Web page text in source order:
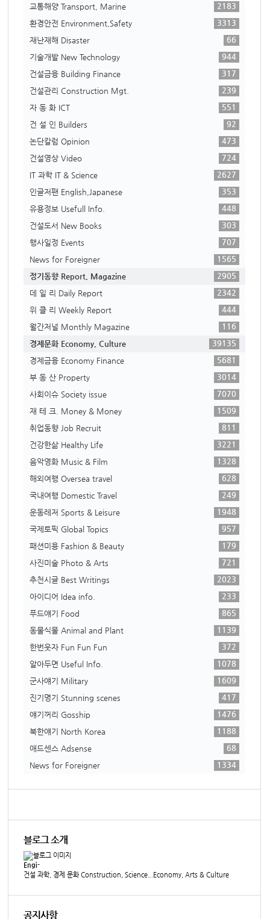
교통해양 Transport, Marine
2183
환경안전 Environment,Safety
3313
재난재해 Disaster
66
기술개발 New Technology
944
건설금융 Building Finance
317
건설관리 Construction Mgt.
239
자 동 화 ICT
551
건 설 인 Builders
92
논단칼럼 Opinion
473
건설영상 Video
724
IT 과학 IT & Science
2627
인글저팬 English,Japanese
353
유용정보 Usefull Info.
448
건설도서 New Books
303
행사일정 Events
707
News for Foreigner
1565
정기동향 Report, Magazine
2905
데 일 리 Daily Report
2342
위 클 리 Weekly Report
444
월간저널 Monthly Magazine
116
경제문화 Economy, Culture
39135
경제금융 Economy Finance
5681
부 동 산 Property
3014
사회이슈 Society issue
7070
재 테 크. Money & Money
1509
취업동향 Job Recruit
811
건강한삶 Healthy Life
3221
음악영화 Music & Film
1328
해외여행 Oversea travel
628
국내여행 Domestic Travel
249
운동레저 Sports & Leisure
1948
국제토픽 Global Topics
957
패션미용 Fashion & Beauty
179
사진미술 Photo & Arts
721
추천시글 Best Writings
2023
아이디어 Idea info.
233
푸드얘기 Food
865
동물식물 Animal and Plant
1139
한번웃자 Fun Fun Fun
372
알아두면 Useful Info.
1078
군사얘기 Military
1609
진기명기 Stunning scenes
417
얘기꺼리 Gosship
1476
북한얘기 North Korea
1188
애드센스 Adsense
68
News for Foreigner
1334
블로그 소개
Engi-
건설 과학, 경제 문화 Construction, Science...Economy, Arts & Culture
공지사항